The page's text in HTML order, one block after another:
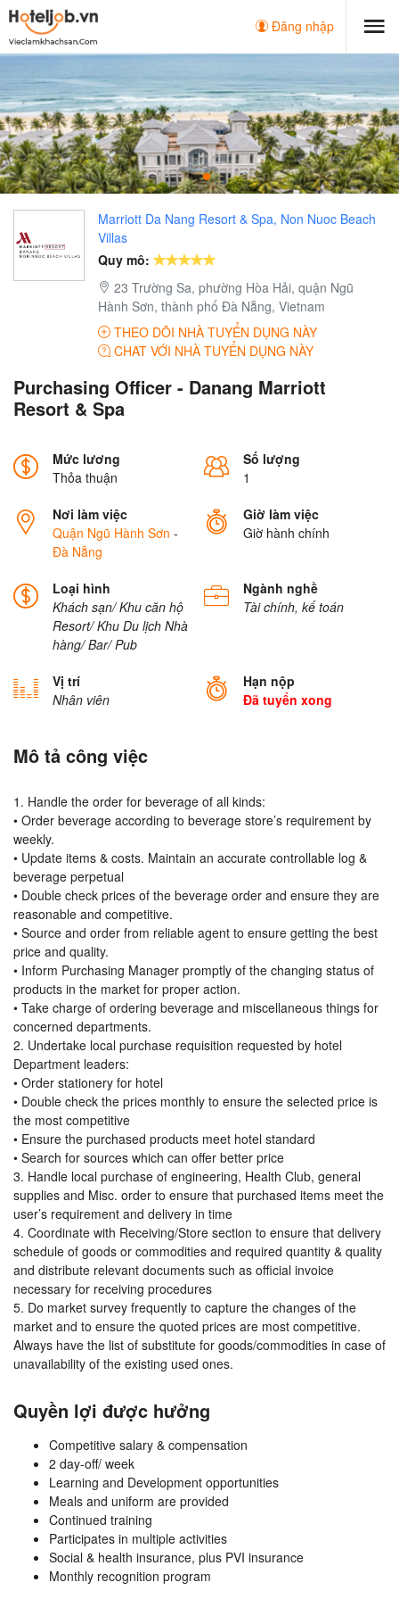
Đăng nhập
Marriott Da Nang Resort & Spa, Non Nuoc Beach
Villas
Quy mô:
23 Trường Sa, phường Hòa Hải, quận Ngũ
Hành Sơn, thành phố Đà Nẵng, Vietnam
THEO DÕI NHÀ TUYỂN DỤNG NÀY
CHAT VỚI NHÀ TUYỂN DỤNG NÀY
Purchasing Officer - Danang Marriott
Resort & Spa
Mức lương
Thỏa thuận
Số lượng
1
Nơi làm việc
Quận Ngũ Hành Sơn -
Đà Nẵng
Giờ làm việc
Giờ hành chính
Loại hình
Khách sạn/ Khu căn hộ
Resort/ Khu Du lịch Nhà
hàng/ Bar/ Pub
Ngành nghề
Tài chính, kế toán
Vị trí
Nhân viên
Hạn nộp
Đã tuyển xong
Mô tả công việc
1. Handle the order for beverage of all kinds:
• Order beverage according to beverage store’s requirement by
weekly.
• Update items & costs. Maintain an accurate controllable log &
beverage perpetual
• Double check prices of the beverage order and ensure they are
reasonable and competitive.
• Source and order from reliable agent to ensure getting the best
price and quality.
• Inform Purchasing Manager promptly of the changing status of
products in the market for proper action.
• Take charge of ordering beverage and miscellaneous things for
concerned departments.
2. Undertake local purchase requisition requested by hotel
Department leaders:
• Order stationery for hotel
• Double check the prices monthly to ensure the selected price is
the most competitive
• Ensure the purchased products meet hotel standard
• Search for sources which can offer better price
3. Handle local purchase of engineering, Health Club, general
supplies and Misc. order to ensure that purchased items meet the
user’s requirement and delivery in time
4. Coordinate with Receiving/Store section to ensure that delivery
schedule of goods or commodities and required quantity & quality
and distribute relevant documents such as official invoice
necessary for receiving procedures
5. Do market survey frequently to capture the changes of the
market and to ensure the quoted prices are most competitive.
Always have the list of substitute for goods/commodities in case of
unavailability of the existing used ones.
Quyền lợi được hưởng
Competitive salary & compensation
2 day-off/ week
Learning and Development opportunities
Meals and uniform are provided
Continued training
Participates in multiple activities
Social & health insurance, plus PVI insurance
Monthly recognition program